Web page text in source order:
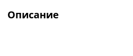
Описание